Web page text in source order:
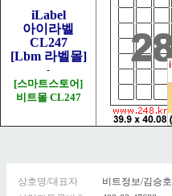
iLabel
아이라벨
CL247
[Lbm 라벨몰]
-
[스마트스토어]
비트몰 CL247
상호명/대표자
비트정보/김승호